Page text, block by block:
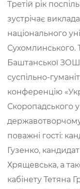
Третій рік
зустрічає
національного
Сухомлинського.
Баштанської ЗОШ
суспільно-
конференцію
Скоропадського
державотворчому
поважні гості:
Гузенко,
Хрящевська, а
кабінету Тетяна